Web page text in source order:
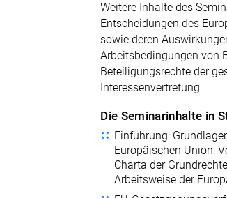
Weitere Inhalte des
Entscheidungen des
sowie deren
Arbeitsbedingungen von
Beteiligungsrechte der
Interessenvertretung.
Die Seminarinhalte in
Einführung:
Europäischen Union,
Charta der
Arbeitsweise der